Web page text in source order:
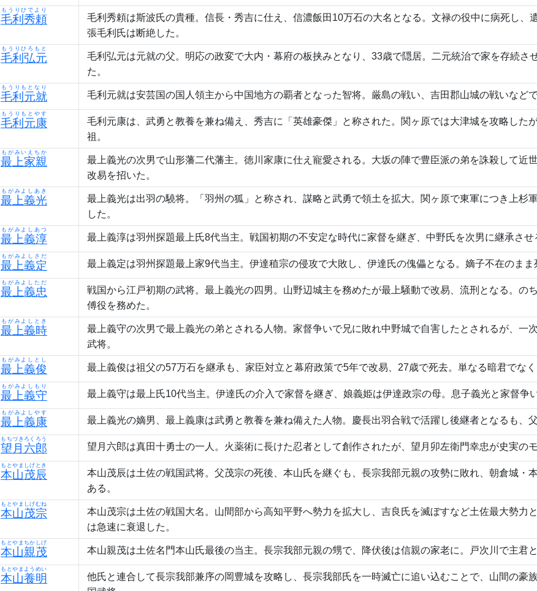
毛利秀頼
もうりひでより
毛利秀頼は斯波氏の貴種。信長・秀吉に仕え、信濃飯田10万石の大名となる。文禄の役中に病死し
張毛利氏は断絶した。
毛利弘元
もうりひろもと
毛利弘元は元就の父。明応の政変で大内・幕府の板挟みとなり、33歳で隠居。二元統治で家を存続
た。
毛利元就
もうりもとなり
毛利元就は安芸国の国人領主から中国地方の覇者となった智将。厳島の戦い、吉田郡山城の戦いなど
毛利元康
もうりもとやす
毛利元康は、武勇と教養を兼ね備え、秀吉に「英雄豪傑」と称された。関ヶ原では大津城を攻略した
祖。
最上家親
もがみいえちか
最上義光の次男で山形藩二代藩主。徳川家康に仕え寵愛される。大坂の陣で豊臣派の弟を誅殺して近
改易を招いた。
最上義光
もがみよしあき
最上義光は出羽の驍将。「羽州の狐」と称され、謀略と武勇で領土を拡大。関ヶ原で東軍につき上杉
した。
最上義淳
もがみよしあつ
最上義淳は羽州探題最上氏8代当主。戦国初期の不安定な時代に家督を継ぎ、中野氏を次男に継承さ
最上義定
もがみよしさだ
最上義定は羽州探題最上家9代当主。伊達稙宗の侵攻で大敗し、伊達氏の傀儡となる。嫡子不在のま
最上義忠
もがみよしただ
戦国から江戸初期の武将。最上義光の四男。山野辺城主を務めたが最上騒動で改易、流刑となる。の
傅役を務めた。
最上義時
もがみよしとき
最上義守の次男で最上義光の弟とされる人物。家督争いで兄に敗れ中野城で自害したとされるが、一
武将。
最上義俊
もがみよしとし
最上義俊は祖父の57万石を継承も、家臣対立と幕府政策で5年で改易、27歳で死去。単なる暗君でな
最上義守
もがみよしもり
最上義守は最上氏10代当主。伊達氏の介入で家督を継ぎ、娘義姫は伊達政宗の母。息子義光と家督争
最上義康
もがみよしやす
最上義光の嫡男、最上義康は武勇と教養を兼ね備えた人物。慶長出羽合戦で活躍し後継者となるも、
望月六郎
もちづきろくろう
望月六郎は真田十勇士の一人。火薬術に長けた忍者として創作されたが、望月卯左衛門幸忠が史実の
本山茂辰
もとやましげとき
本山茂辰は土佐の戦国武将。父茂宗の死後、本山氏を継ぐも、長宗我部元親の攻勢に敗れ、朝倉城・
ある。
本山茂宗
もとやましげむね
本山茂宗は土佐の戦国大名。山間部から高知平野へ勢力を拡大し、吉良氏を滅ぼすなど土佐最大勢力
は急速に衰退した。
本山親茂
もとやまちかしげ
本山親茂は土佐名門本山氏最後の当主。長宗我部元親の甥で、降伏後は信親の家老に。戸次川で主君
本山養明
もとやまようめい
他氏と連合して長宗我部兼序の岡豊城を攻略し、長宗我部氏を一時滅亡に追い込むことで、山間の豪